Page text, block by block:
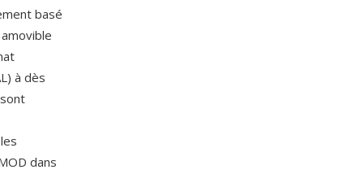
basé
à dès
dans